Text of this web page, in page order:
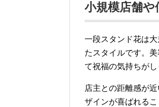
小規模店舗
一段スタンド花は
たスタイルです。
て祝福の気持ちがし
店主との距離感が
ザインが喜ばれるこ